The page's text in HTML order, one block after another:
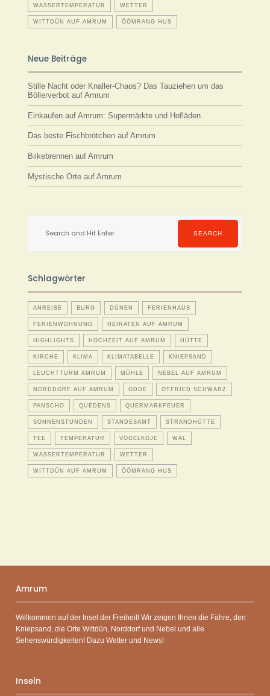
WASSERTEMPERATUR WETTER
WITTDÜN AUF AMRUM ÖÖMRANG HUS
Neue Beiträge
Stille Nacht oder Knaller-Chaos? Das Tauziehen um das
Böllerverbot auf Amrum
Einkaufen auf Amrum: Supermärkte und Hofläden
Das beste Fischbrötchen auf Amrum
Biikebrennen auf Amrum
Mystische Orte auf Amrum
SEARCH
Schlagwörter
ANREISE BURG DÜNEN FERIENHAUS
FERIENWOHNUNG HEIRATEN AUF AMRUM
HIGHLIGHTS HOCHZEIT AUF AMRUM HÜTTE
KIRCHE KLIMA KLIMATABELLE KNIEPSAND
LEUCHTTURM AMRUM MÜHLE NEBEL AUF AMRUM
NORDDORF AUF AMRUM ODDE OTFRIED SCHWARZ
PANSCHO QUEDENS QUERMARKFEUER
SONNENSTUNDEN STANDESAMT STRANDHÜTTE
TEE TEMPERATUR VOGELKOJE WAL
WASSERTEMPERATUR WETTER
WITTDÜN AUF AMRUM ÖÖMRANG HUS
Amrum
Willkommen auf der Insel der Freiheit! Wir zeigen Ihnen die Fähre, den
Kniepsand, die Orte Wittdün, Norddorf und Nebel und alle
Sehenswürdigkeiten! Dazu Wetter und News!
Inseln